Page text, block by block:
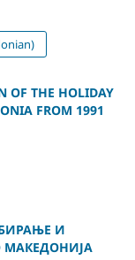
OF THE HOLIDAY
FROM 1991
И
МАКЕДОНИЈА